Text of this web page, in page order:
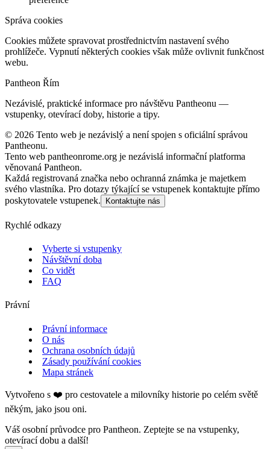
Správa cookies
Cookies můžete spravovat prostřednictvím nastavení svého
prohlížeče. Vypnutí některých cookies však může ovlivnit funkčnost
webu.
Pantheon Řím
Nezávislé, praktické informace pro návštěvu Pantheonu —
vstupenky, otevírací doby, historie a tipy.
© 2026 Tento web je nezávislý a není spojen s oficiální správou
Pantheonu.
Tento web pantheonrome.org je nezávislá informační platforma
věnovaná Pantheon.
Každá registrovaná značka nebo ochranná známka je majetkem
svého vlastníka. Pro dotazy týkající se vstupenek kontaktujte přímo
poskytovatele vstupenek.
Kontaktujte nás
Rychlé odkazy
Vyberte si vstupenky
Návštěvní doba
Co vidět
FAQ
Právní
Právní informace
O nás
Ochrana osobních údajů
Zásady používání cookies
Mapa stránek
Vytvořeno s ❤️ pro cestovatele a milovníky historie po celém světě
někým, jako jsou oni.
Váš osobní průvodce pro Pantheon. Zeptejte se na vstupenky,
otevírací dobu a další!